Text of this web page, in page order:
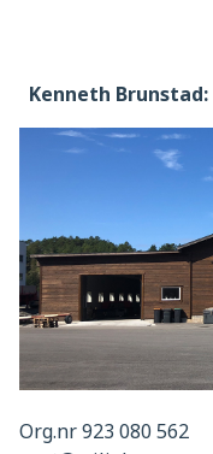
Kenneth Brunstad:
Org.nr 923 080 562